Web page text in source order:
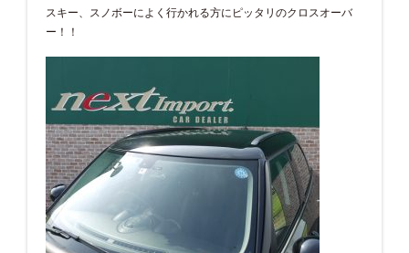
スキー、スノボーによく行かれる方にピッタリのクロスオーバ
ー！！